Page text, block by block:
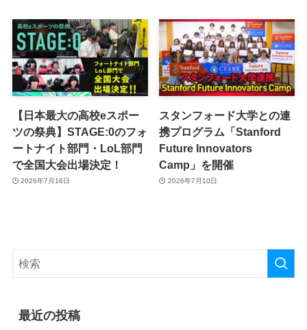
【日本最大の高校eスポー
ツの祭典】STAGE:0のフォ
ートナイト部門・LoL部門
で全国大会出場決定！
2026年7月16日
スタンフォード大学との連
携プログラム「Stanford
Future Innovators
Camp」を開催
2026年7月10日
最近の投稿